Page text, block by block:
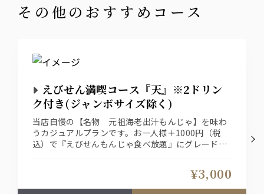
その他のおすすめコース
えびせん満喫コース『天』※2ドリン
ク付き(ジャンボサイズ除く)
当店自慢の【名物 元祖海老出汁もんじゃ】を味わ
うカジュアルプランです。お一人様＋1000円（税
込）で『えびせんもんじゃ食べ放題』にグレードア
¥3,000